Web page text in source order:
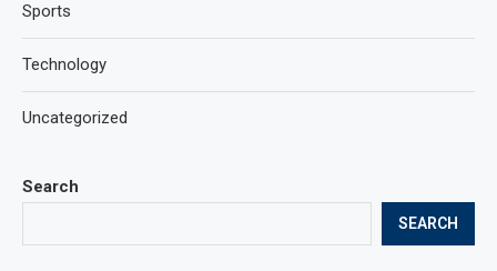
Search
SEARCH
Sports
Technology
Uncategorized